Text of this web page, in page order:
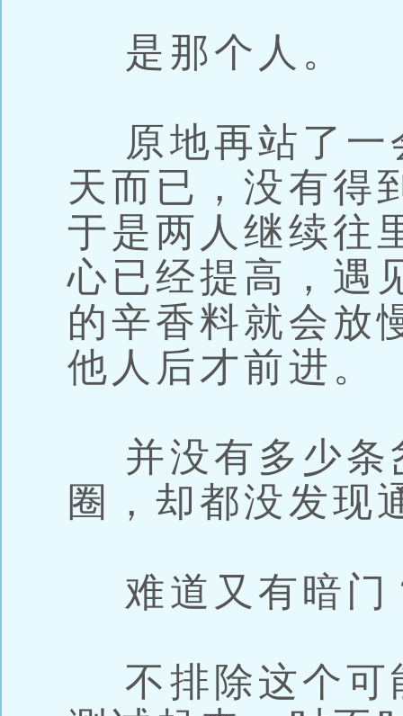
是那个人。
原地再站了一
天而已，没有得
于是两人继续往
心已经提高，遇
的辛香料就会放
他人后才前进。
并没有多少条
圈，却都没发现
难道又有暗门
不排除这个可